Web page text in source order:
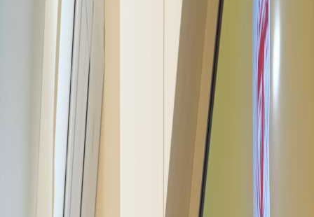
Islam Digest
Hikmah
Opini
Konsultasi Syariah
Resonansi
Sejarah
Lensa